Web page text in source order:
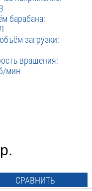
барабана:
загрузки:
вращения:
мин
СРАВНИТЬ